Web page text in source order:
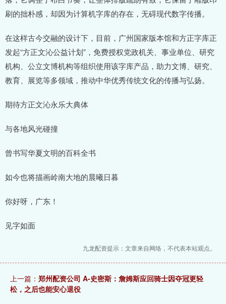
刷的拙朴感，却因为计算机字库的存在，无碍现代数字传播。
在这样古今交融的设计下，目前，广州国家版本馆和方正字库正
发起“方正文沁公益计划”，免费授权党政机关、事业单位、研究
机构、公立文博机构等组织使用该字库产品，助力文博、研究、
教育、展览等多领域，推动中华优秀传统文化的传播与弘扬。
期待方正文沁永乐大典体
与各地风光碰撞
曾书写华夏文明的百科全书
如今也将描画岭南大地的晨曦日暮
你好呀，广东！
见字如面
九龙配资提示：文章来自网络，不代表本站观点。
上一篇： 郑州配资公司 A-史密斯：詹姆斯应回骑士因夺冠更轻
松，之后也能安心退役